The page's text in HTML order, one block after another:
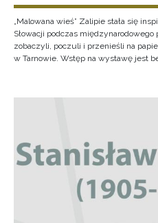
„Malowana wieś” Zalipie stała się
Słowacji podczas międzynarodowego
zobaczyli, poczuli i przenieśli na
w Tarnowie. Wstęp na wystawę jest